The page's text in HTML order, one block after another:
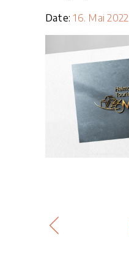
Date: 16. Mai 2022